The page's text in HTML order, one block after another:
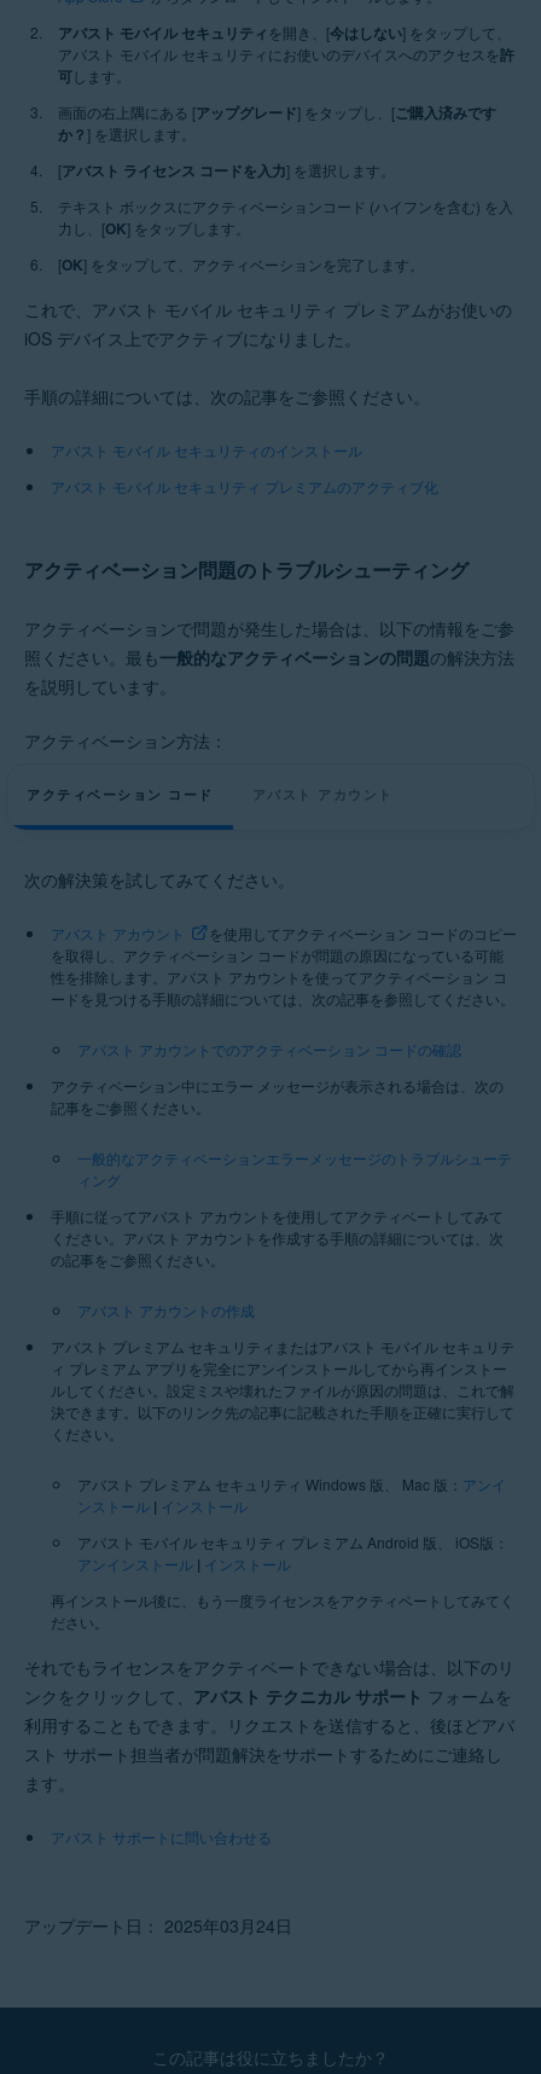
アバスト モバイル セキュリティ を開き、[今はしない] をタップして、
アバスト モバイル セキュリティにお使いのデバイスへのアクセスを許
可します。
画面の右上隅にある [アップグレード] をタップし、[ご購入済みです
か？] を選択します。
[アバスト ライセンス コードを入力] を選択します。
テキスト ボックスにアクティベーションコード (ハイフンを含む) を入
力し、[OK] をタップします。
[OK] をタップして、アクティベーションを完了します。
これで、アバスト モバイル セキュリティ プレミアムがお使いの
iOS デバイス上でアクティブになりました。
手順の詳細については、次の記事をご参照ください。
アバスト モバイル セキュリティのインストール
アバスト モバイル セキュリティ プレミアムのアクティブ化
アクティベーション問題のトラブルシューティング
アクティベーションで問題が発生した場合は、以下の情報をご参
照ください。最も一般的なアクティベーションの問題の解決方法
を説明しています。
アクティベーション方法：
アクティベーション コード アバスト アカウント
次の解決策を試してみてください。
アバスト アカウント
を使用してアクティベーション コードのコピー
を取得し、アクティベーション コードが問題の原因になっている可能
性を排除します。アバスト アカウントを使ってアクティベーション コ
ードを見つける手順の詳細については、次の記事を参照してください。
アバスト アカウントでのアクティベーション コードの確認
アクティベーション中にエラー メッセージが表示される場合は、次の
記事をご参照ください。
一般的なアクティベーションエラーメッセージのトラブルシューテ
ィング
手順に従ってアバスト アカウントを使用してアクティベートしてみて
ください。アバスト アカウントを作成する手順の詳細については、次
の記事をご参照ください。
アバスト アカウントの作成
アバスト プレミアム セキュリティまたはアバスト モバイル セキュリテ
ィ プレミアム アプリを完全にアンインストールしてから再インストー
ルしてください。設定ミスや壊れたファイルが原因の問題は、これで解
決できます。以下のリンク先の記事に記載された手順を正確に実行して
ください。
アバスト プレミアム セキュリティ Windows 版、 Mac 版： アンイ
ンストール | インストール
アバスト モバイル セキュリティ プレミアム Android 版、 iOS版：
アンインストール | インストール
再インストール後に、もう一度ライセンスをアクティベートしてみてく
ださい。
それでもライセンスをアクティベートできない場合は、以下のリ
ンクをクリックして、 アバスト テクニカル サポート フォームを
利用することもできます。リクエストを送信すると、後ほどアバ
スト サポート担当者が問題解決をサポートするためにご連絡し
ます。
アバスト サポートに問い合わせる
アップデート日： 2025年03月24日
この記事は役に立ちましたか？